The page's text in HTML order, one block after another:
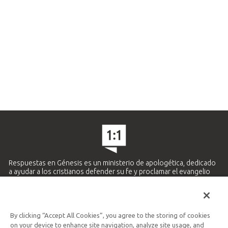
Respuestas en Génesis es un ministerio de apologética, dedicado
a ayudar a los cristianos defender su fe y proclamar el evangelio
Ministerio Hispano y Latinoamericano
By clicking “Accept All Cookies”, you agree to the storing of cookies
on your device to enhance site navigation, analyze site usage, and